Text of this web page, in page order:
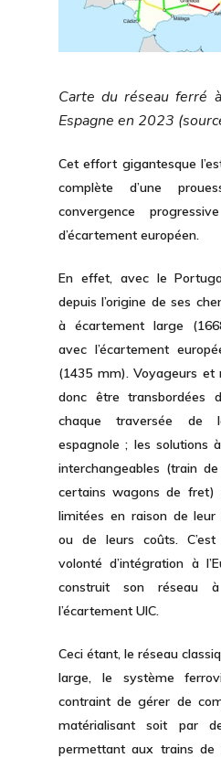
Carte du réseau ferré
Espagne en 2023
Cet effort gigantesque
complète d’une
convergence
d’écartement européen.
En effet, avec le
depuis l’origine de ses
à écartement large
avec l’écartement
(1435 mm). Voyageurs et
donc être transbordées
chaque traversée de
espagnole ; les solutions
interchangeables (train
certains wagons de fret)
limitées en raison de leur
ou de leurs coûts.
volonté d’intégration à
construit son réseau
l’écartement UIC.
Ceci étant, le réseau
large, le système
contraint de gérer de
matérialisant soit par
permettant aux trains de